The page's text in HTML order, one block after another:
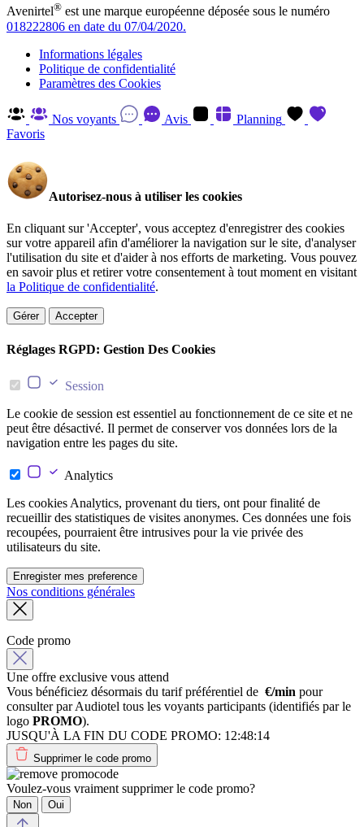
Avenirtel® est une marque européenne déposée sous le numéro
018222806 en date du 07/04/2020.
Informations légales
Politique de confidentialité
Paramètres des Cookies
Nos voyants Avis
Planning
Favoris
Autorisez-nous à utiliser les cookies
En cliquant sur 'Accepter', vous acceptez d'enregistrer des cookies
sur votre appareil afin d'améliorer la navigation sur le site, d'analyser
l'utilisation du site et d'aider à nos efforts de marketing. Vous pouvez
en savoir plus et retirer votre consentement à tout moment en visitant
la Politique de confidentialité.
Gérer Accepter
Réglages RGPD: Gestion Des Cookies
Session
Le cookie de session est essentiel au fonctionnement de ce site et ne
peut être désactivé. Il permet de conserver vos données lors de la
navigation entre les pages du site.
Analytics
Les cookies Analytics, provenant du tiers, ont pour finalité de
recueillir des statistiques de visites anonymes. Ces données une fois
recoupées, pourraient être intrusives pour la vie privée des
utilisateurs du site.
Enregister mes preference
Nos conditions générales
Code promo
Une offre exclusive vous attend
Vous bénéficiez désormais du tarif préférentiel de €/min pour
consulter par Audiotel tous les voyants participants (identifiés par le
logo PROMO).
JUSQU'À LA FIN DU CODE PROMO: 12:48:14
Supprimer le code promo
Voulez-vous vraiment supprimer le code promo?
Non Oui